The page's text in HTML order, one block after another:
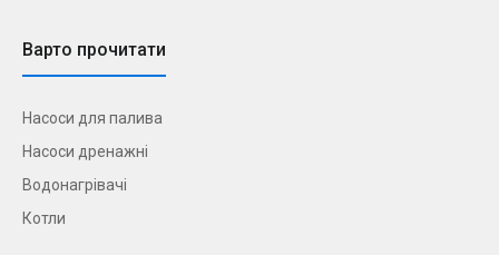
Варто прочитати
Насоси для палива
Насоси дренажні
Водонагрівачі
Котли